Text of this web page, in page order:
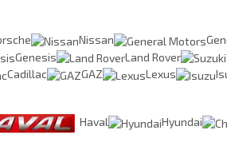
Nissan
Genesis Land Rover
Cadillac GAZ Lexus
Haval Hyundai